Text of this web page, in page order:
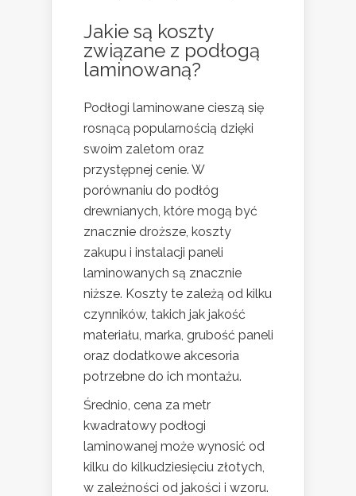
Jakie są koszty
związane z podłogą
laminowaną?
Podłogi laminowane cieszą się
rosnącą popularnością dzięki
swoim zaletom oraz
przystępnej cenie. W
porównaniu do podłóg
drewnianych, które mogą być
znacznie droższe, koszty
zakupu i instalacji paneli
laminowanych są znacznie
niższe. Koszty te zależą od kilku
czynników, takich jak jakość
materiału, marka, grubość paneli
oraz dodatkowe akcesoria
potrzebne do ich montażu.
Średnio, cena za metr
kwadratowy podłogi
laminowanej może wynosić od
kilku do kilkudziesięciu złotych,
w zależności od jakości i wzoru.